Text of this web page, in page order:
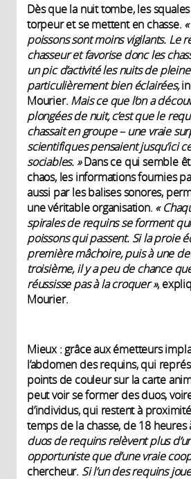
Dès que la nuit tombe, les
torpeur et se mettent en chasse.
poissons sont moins vigilants. Le
chasseur et favorise donc les
un pic d’activité les nuits de
particulièrement bien éclairées,
Mourier. Mais ce que l’on a
plongées de nuit, c’est que le
chassait en groupe – une vraie
scientifiques pensaient jusqu’ici
sociables. »Dans ce qui semble
chaos, les informations fournies
aussi par les balises sonores,
une véritable organisation. «
spirales de requins se forment
poissons qui passent. Si la proie
première mâchoire, puis à une
troisième, il y a peu de chance
réussisse pas à la croquer »,
Mourier.
Mieux : grâce aux émetteurs
l’abdomen des requins, qui
points de couleur sur la carte
peut voir se former des duos,
d’individus, qui restent à
temps de la chasse, de 18 heures
duos de requins relèvent plus
opportuniste que d’une vraie
chercheur. Si l’un des requins